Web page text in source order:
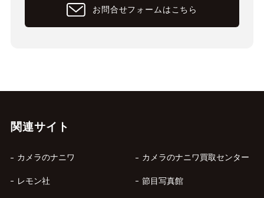
お問合せフォームはこちら
関連サイト
カメラのナニワ カメラのナニワ買取センター
レモン社 節目写真館